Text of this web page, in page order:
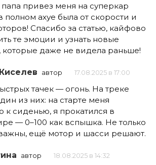
папа привез меня на суперкар
полном ахуе была от скорости и
Спасибо за статью, кайфово
те эмоции и узнать новые
которые даже не видела раньше!
автор 17.08.2025 в 17:00
тачек — огонь. На треке
из них: на старте меня
к сиденью, я прокатился в
— 0–100 как вспышка. Не только
ещё мотор и шасси решают.
автор 18.08.2025 в 14:32